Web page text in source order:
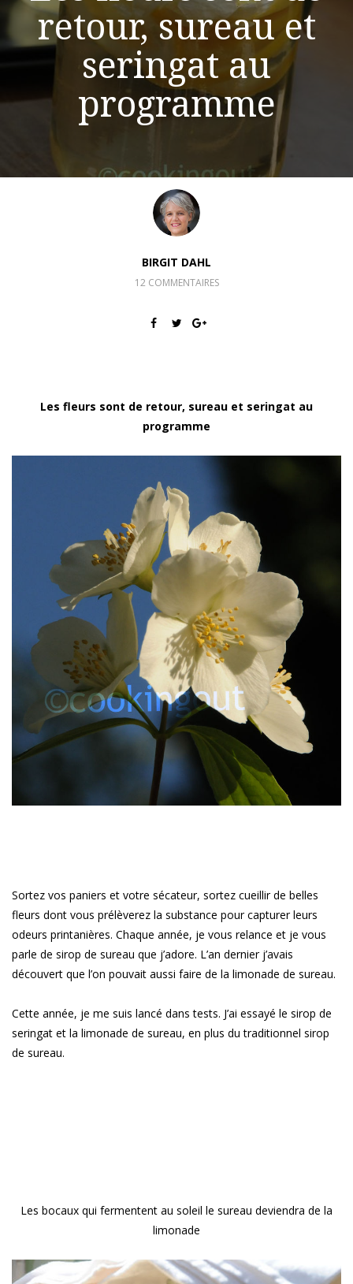
retour, sureau et
seringat au
programme
BIRGIT DAHL
12 COMMENTAIRES
Les fleurs sont de retour, sureau et seringat au
programme
Sortez vos paniers et votre sécateur, sortez cueillir de belles
fleurs dont vous prélèverez la substance pour capturer leurs
odeurs printanières. Chaque année, je vous relance et je vous
parle de sirop de sureau que j’adore. L’an dernier j’avais
découvert que l’on pouvait aussi faire de la limonade de sureau.
Cette année, je me suis lancé dans tests. J’ai essayé le sirop de
seringat et la limonade de sureau, en plus du traditionnel sirop
de sureau.
Les bocaux qui fermentent au soleil le sureau deviendra de la
limonade